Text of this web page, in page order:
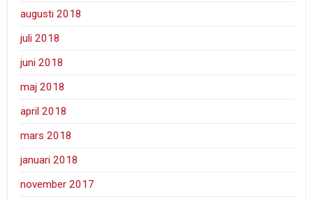
augusti 2018
juli 2018
juni 2018
maj 2018
april 2018
mars 2018
januari 2018
november 2017